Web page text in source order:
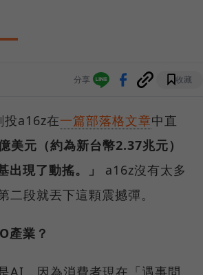
分享 收藏
投a16z在一篇部落格文章中直
美元（約為新台幣2.37兆元）
出現了動搖。」
a16z沒有太多
二段就丟下這顆震撼彈。
產業？
AI，因為消費者現在「遇事問